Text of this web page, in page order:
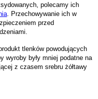
polecamy ich
. Przechowywanie ich w
przed
tlenków powodujących
wyroby były mniej podatne na
z czasem srebru żółtawy